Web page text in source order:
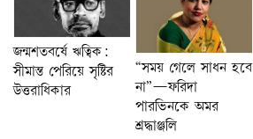
জন্মশতবর্ষে ঋত্বিক:
সীমান্ত পেরিয়ে সৃষ্টির
উত্তরাধিকার
“সময় গেলে সাধন হবে
না”—ফরিদা
পারভিনকে অমর
শ্রদ্ধাঞ্জলি